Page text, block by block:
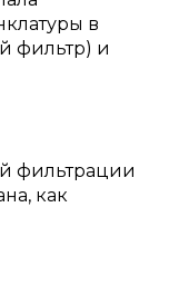
в
фильтр) и
фильтрации
как